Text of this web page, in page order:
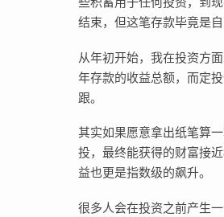
结束，但这笔存款毕竟是
从年初开始，我在投资方
年存款的收益总额，而定
跟。
其实如果愿意拿出纸笔算
投，最终能获得的财富接
益也更是指数级的飙升。
很多人会在投资之前产生